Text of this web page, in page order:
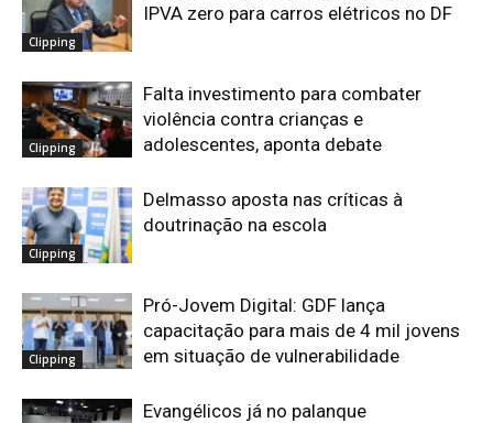
Clipping
IPVA zero para carros elétricos no DF
Clipping
Falta investimento para combater
violência contra crianças e
adolescentes, aponta debate
Clipping
Delmasso aposta nas críticas à
doutrinação na escola
Clipping
Pró-Jovem Digital: GDF lança
capacitação para mais de 4 mil jovens
em situação de vulnerabilidade
Evangélicos já no palanque